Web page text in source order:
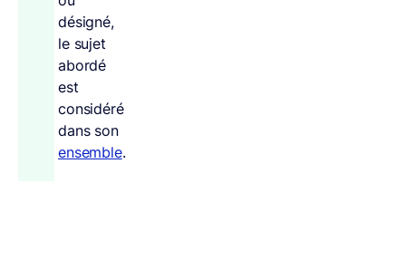
désigné,
le sujet
abordé
est
considéré
dans son
ensemble.